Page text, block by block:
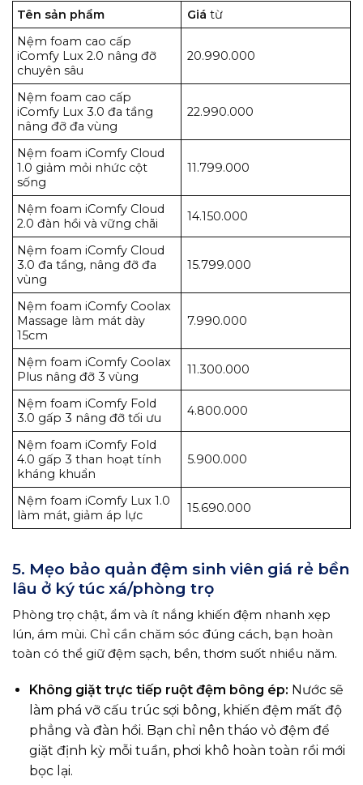
Tên sản phẩm Giátừ
Nệm foam cao cấp
iComfy Lux 2.0 nâng đỡ
chuyên sâu
20.990.000
Nệm foam cao cấp
iComfy Lux 3.0 đa tầng
nâng đỡ đa vùng
22.990.000
Nệm foam iComfy Cloud
1.0 giảm mỏi nhức cột
sống
11.799.000
Nệm foam iComfy Cloud
2.0 đàn hồi và vững chãi
14.150.000
Nệm foam iComfy Cloud
3.0 đa tầng, nâng đỡ đa
vùng
15.799.000
Nệm foam iComfy Coolax
Massage làm mát dày
15cm
7.990.000
Nệm foam iComfy Coolax
Plus nâng đỡ 3 vùng
11.300.000
Nệm foam iComfy Fold
3.0 gấp 3 nâng đỡ tối ưu
4.800.000
Nệm foam iComfy Fold
4.0 gấp 3 than hoạt tính
kháng khuẩn
5.900.000
Nệm foam iComfy Lux 1.0
làm mát, giảm áp lực
15.690.000
5. Mẹo bảo quản đệm sinh viên giá rẻ bền
lâu ở ký túc xá/phòng trọ
Phòng trọ chật, ẩm và ít nắng khiến đệm nhanh xẹp
lún, ám mùi. Chỉ cần chăm sóc đúng cách, bạn hoàn
toàn có thể giữ đệm sạch, bền, thơm suốt nhiều năm.
Không giặt trực tiếp ruột đệm bông ép: Nước sẽ
làm phá vỡ cấu trúc sợi bông, khiến đệm mất độ
phẳng và đàn hồi. Bạn chỉ nên tháo vỏ đệm để
giặt định kỳ mỗi tuần, phơi khô hoàn toàn rồi mới
bọc lại.